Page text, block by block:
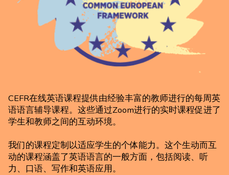
CEFR在线英语课程提供由经验丰富的教师进行的每周英
语语言辅导课程。这些通过Zoom进行的实时课程促进了
学生和教师之间的互动环境。
我们的课程定制以适应学生的个体能力。这个生动而互
动的课程涵盖了英语语言的一般方面，包括阅读、听
力、口语、写作和英语应用。